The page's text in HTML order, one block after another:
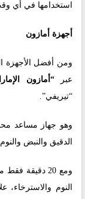
استخدامها في أي
أجهزة أمازون
ومن أفضل الأجهزة
عبر
“أمازون
“تيريفي”.
وهو جهاز مساعد
الدقيق والنبض
ومع 20 دقيقة
النوم